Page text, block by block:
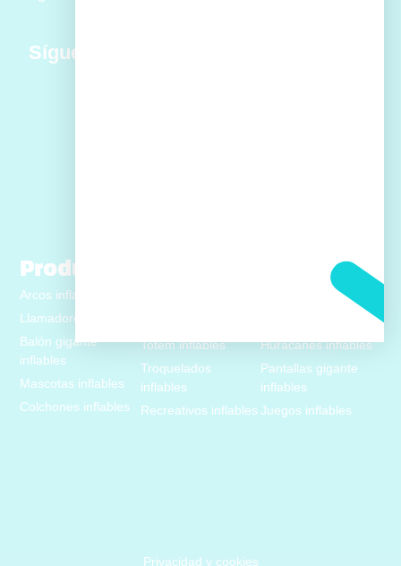
Síguenos:
Productos
Arcos inflables
Llamadores inflables
Balón gigante
inflables
Mascotas inflables
Colchones inflables
Totem inflables
Troquelados
inflables
Recreativos inflables
Caminantes inflables
Huracanes inflables
Pantallas gigante
inflables
Juegos inflables
Privacidad y cookies